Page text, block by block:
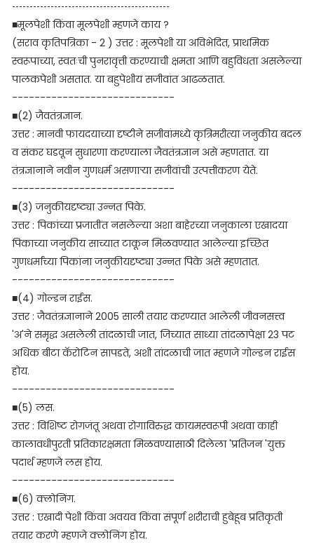
---------------------------------------------
■मूलपेशी किंवा मूलपेशी म्हणजे काय ?
(सराव कृतिपत्रिका - 2 ) उत्तर : मूलपेशी या अविभेदित, प्राथमिक
स्वरूपाच्या, स्वतःची पुनरावृत्ती करण्याची क्षमता आणि बहुविधता असलेल्या
पालकपेशी असतात. या बहुपेशीय सजीवांत आढळतात.
-----------------------------
■(2) जैवतंत्रज्ञान.
उत्तर : मानवी फायदयाच्या दृष्टीने सजीवांमध्ये कृत्रिमरीत्या जनुकीय बदल
व संकर घडवून सुधारणा करण्याला जैवतंत्रज्ञान असे म्हणतात. या
तंत्रज्ञानाने नवीन गुणधर्म असणाऱ्या सजीवांची उत्पत्तीकरण येते.
-----------------------------
■(3) जनुकीयदृष्ट्या उन्नत पिके.
उत्तर : पिकांच्या प्रजातींत नसलेल्या अशा बाहेरच्या जनुकाला एखादया
पिकाच्या जनुकीय साच्यात टाकून मिळवण्यात आलेल्या इच्छित
गुणधर्मांच्या पिकांना जनुकीयदृष्ट्या उन्नत पिके असे म्हणतात.
-----------------------------
■(4) गोल्डन राईस.
उत्तर : जैवतंत्रज्ञानाने 2005 साली तयार करण्यात आलेली जीवनसत्त्व
'अ'ने समृद्ध असलेली तांदळाची जात, जिच्यात साध्या तांदळापेक्षा 23 पट
अधिक बीटा कॅरोटिन सापडते, अशी तांदळाची जात म्हणजे गोल्डन राईस
होय.
-----------------------------
■(5) लस.
उत्तर : विशिष्ट रोगजंतू अथवा रोगाविरुद्ध कायमस्वरूपी अथवा काही
कालावधीपुरती प्रतिकारक्षमता मिळवण्यासाठी दिलेला 'प्रतिजन 'युक्त
पदार्थ म्हणजे लस होय.
-----------------------------
■(6) क्लोनिंग.
उत्तर : एखादी पेशी किंवा अवयव किंवा संपूर्ण शरीराची हुबेहूब प्रतिकृती
तयार करणे म्हणजे क्लोनिंग होय.